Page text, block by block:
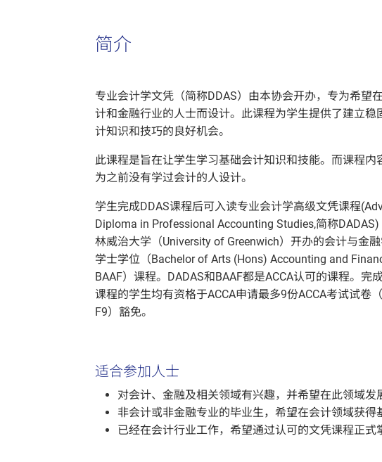
简介
专业会计学文凭（简称DDAS）由本协会开办，专为希望
计和金融行业的人士而设计。此课程为学生提供了建立稳
计知识和技巧的良好机会。
此课程是旨在让学生学习基础会计知识和技能。而课程内
为之前没有学过会计的人设计。
学生完成DDAS课程后可入读专业会计学高级文凭课程
Diploma in Professional Accounting Studies,简称
林威治大学（University of Greenwich）开办的会计与金
学士学位（Bachelor of Arts (Hons) Accounting and
BAAF）课程。DADAS和BAAF都是ACCA认可的课程。完
课程的学生均有资格于ACCA申请最多9份ACCA考试试卷
F9）豁免。
适合参加人士
对会计、金融及相关领域有兴趣，并希望在此领域发
非会计或非金融专业的毕业生，希望在会计领域获得
已经在会计行业工作，希望通过认可的文凭课程正式